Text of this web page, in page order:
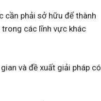
cần phải sở hữu để thành
các lĩnh vực khác
và đề xuất giải pháp có